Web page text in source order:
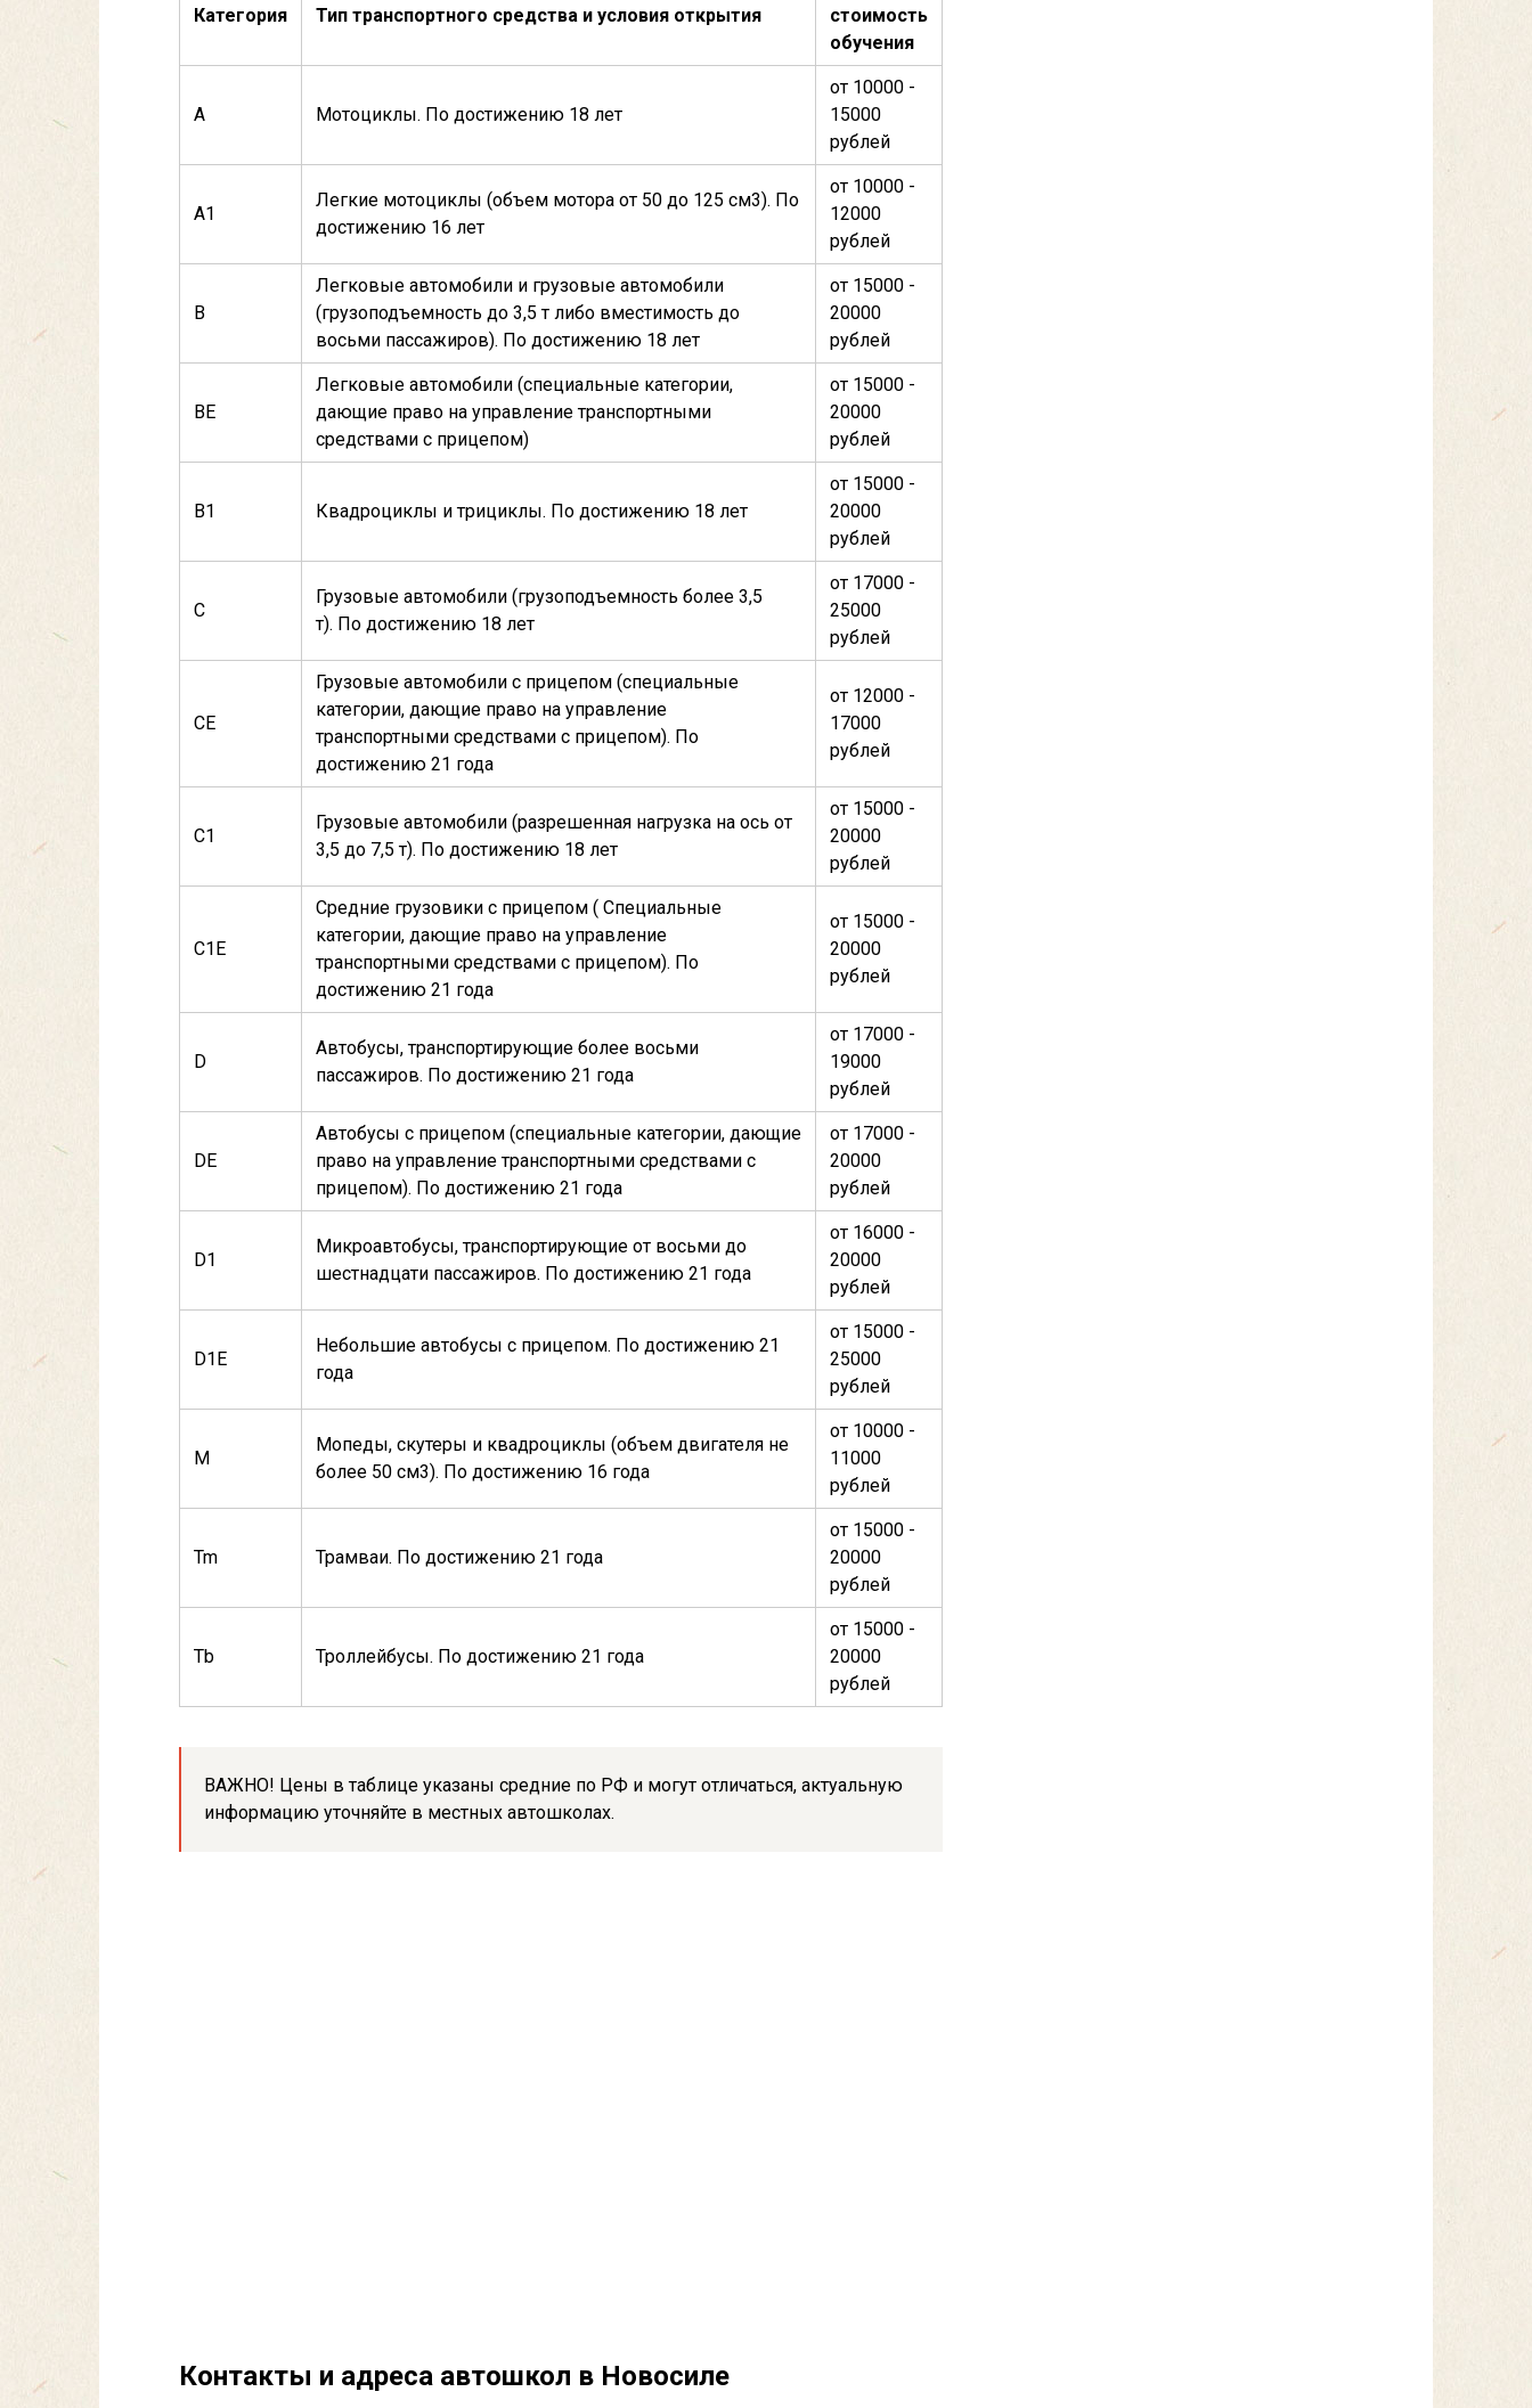
Категория Тип транспортного средства и условия открытия
стоимость
обучения
А Мотоциклы. По достижению 18 лет
от 10000 -
15000
рублей
А1
Легкие мотоциклы (объем мотора от 50 до 125 см3). По
достижению 16 лет
от 10000 -
12000
рублей
В
Легковые автомобили и грузовые автомобили
(грузоподъемность до 3,5 т либо вместимость до
восьми пассажиров). По достижению 18 лет
от 15000 -
20000
рублей
ВE
Легковые автомобили (специальные категории,
дающие право на управление транспортными
средствами с прицепом)
от 15000 -
20000
рублей
В1 Квадроциклы и трициклы. По достижению 18 лет
от 15000 -
20000
рублей
С
Грузовые автомобили (грузоподъемность более 3,5
т). По достижению 18 лет
от 17000 -
25000
рублей
СE
Грузовые автомобили с прицепом (специальные
категории, дающие право на управление
транспортными средствами с прицепом). По
достижению 21 года
от 12000 -
17000
рублей
С1
Грузовые автомобили (разрешенная нагрузка на ось от
3,5 до 7,5 т). По достижению 18 лет
от 15000 -
20000
рублей
С1E
Средние грузовики с прицепом ( Специальные
категории, дающие право на управление
транспортными средствами с прицепом). По
достижению 21 года
от 15000 -
20000
рублей
D
Автобусы, транспортирующие более восьми
пассажиров. По достижению 21 года
от 17000 -
19000
рублей
DE
Автобусы с прицепом (специальные категории, дающие
право на управление транспортными средствами с
прицепом). По достижению 21 года
от 17000 -
20000
рублей
D1
Микроавтобусы, транспортирующие от восьми до
шестнадцати пассажиров. По достижению 21 года
от 16000 -
20000
рублей
D1E
Небольшие автобусы с прицепом. По достижению 21
года
от 15000 -
25000
рублей
М
Мопеды, скутеры и квадроциклы (объем двигателя не
более 50 см3). По достижению 16 года
от 10000 -
11000
рублей
Tm Трамваи. По достижению 21 года
от 15000 -
20000
рублей
Tb Троллейбусы. По достижению 21 года
от 15000 -
20000
рублей
ВАЖНО! Цены в таблице указаны средние по РФ и могут отличаться, актуальную
информацию уточняйте в местных автошколах.
Контакты и адреса автошкол в Новосиле